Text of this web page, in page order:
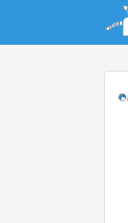
Update cookies